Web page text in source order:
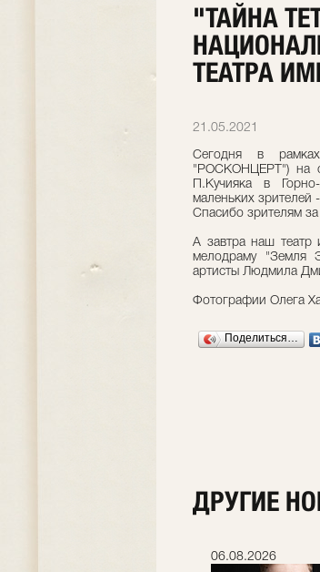
"ТАЙНА
ТЕАТРА
21.05.2021
Сегодня в
"РОСКОНЦЕРТ") на
П.Кучияка в
маленьких зрителей
Спасибо зрителям
А завтра наш театр
мелодраму "Земля
артисты Людмила
Фотографии Олега
Поделиться…
ДРУГИЕ
06.08.2026